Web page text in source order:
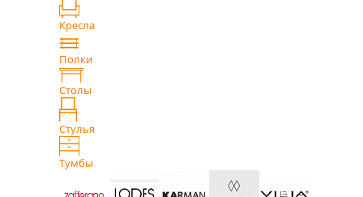
Кресла
Полки
Столы
Стулья
Тумбы